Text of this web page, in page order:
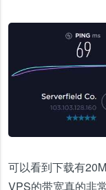
可以看到下载有
VPS的带宽真的非